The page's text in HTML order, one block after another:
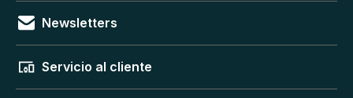
Newsletters
Servicio al cliente